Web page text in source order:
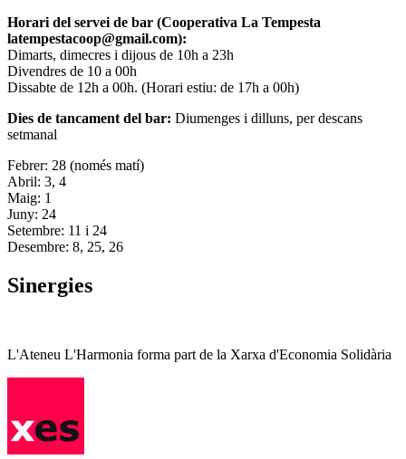
Horari del servei de bar (Cooperativa La Tempesta
latempestacoop@gmail.com):
Dimarts, dimecres i dijous de 10h a 23h
Divendres de 10 a 00h
Dissabte de 12h a 00h. (Horari estiu: de 17h a 00h)
Dies de tancament del bar: Diumenges i dilluns, per descans
setmanal
Febrer: 28 (només matí)
Abril: 3, 4
Maig: 1
Juny: 24
Setembre: 11 i 24
Desembre: 8, 25, 26
Sinergies
L'Ateneu L'Harmonia forma part de la Xarxa d'Economia Solidària